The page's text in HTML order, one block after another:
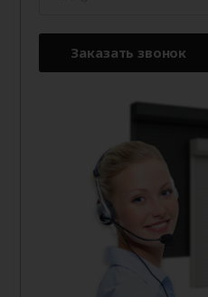
Заказать звонок